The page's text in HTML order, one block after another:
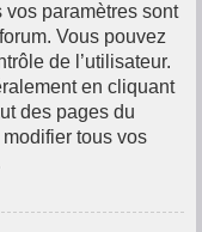
paramètres sont
Vous pouvez
de l’utilisateur.
en cliquant
des pages du
tous vos